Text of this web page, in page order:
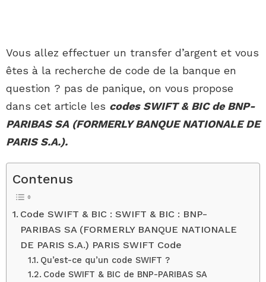
Vous allez effectuer un transfer d’argent et vous
êtes à la recherche de code de la banque en
question ? pas de panique, on vous propose
dans cet article les codes SWIFT & BIC de BNP-
PARIBAS SA (FORMERLY BANQUE NATIONALE DE
PARIS S.A.).
Contenus
Code SWIFT & BIC : SWIFT & BIC : BNP-
PARIBAS SA (FORMERLY BANQUE NATIONALE
DE PARIS S.A.) PARIS SWIFT Code
Qu’est-ce qu’un code SWIFT ?
Code SWIFT & BIC de BNP-PARIBAS SA